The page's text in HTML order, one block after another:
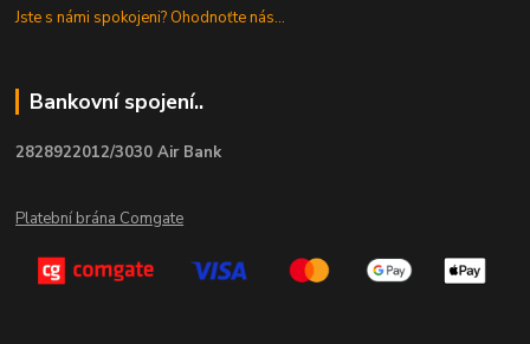
Jste s námi spokojeni? Ohodnoťte nás...
Bankovní spojení..
2828922012/3030 Air Bank
Platební brána Comgate